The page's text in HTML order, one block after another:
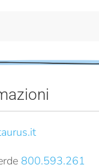
800.593.261